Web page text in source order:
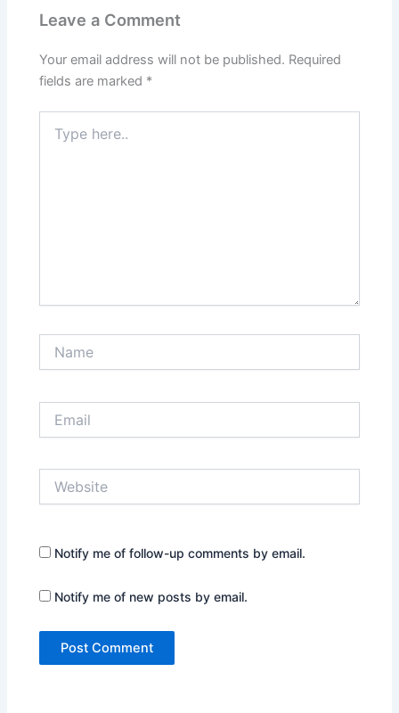
Leave a Comment
Your email address will not be published. Required
fields are marked *
here..
Notify me of follow-up comments by email.
Notify me of new posts by email.